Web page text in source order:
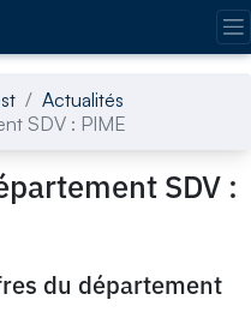
Actualités
SDV : PIME
SDV :
du département